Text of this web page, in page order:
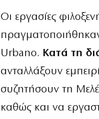
Οι εργασίες
πραγματοποιήθηκαν
Urbano. Κατά τη
ανταλλάξουν
συζητήσουν τη
καθώς και να